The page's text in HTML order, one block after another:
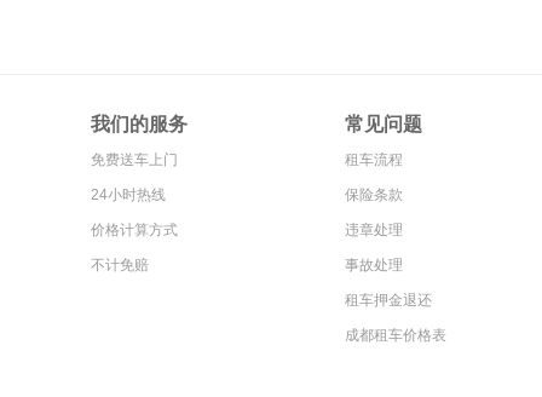
常见问题
租车流程
保险条款
违章处理
事故处理
租车押金退还
成都租车价格表
我们的服务
免费送车上门
24小时热线
价格计算方式
不计免赔